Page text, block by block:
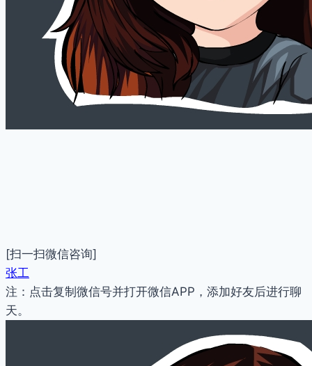
[扫一扫微信咨询]
张工
注：点击复制微信号并打开微信APP，添加好友后进行聊
天。